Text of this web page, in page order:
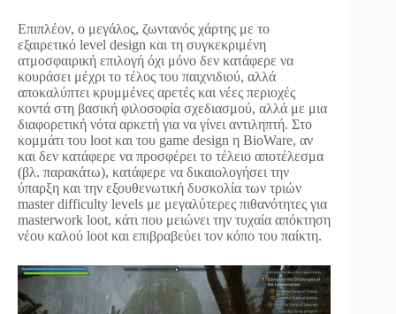
Επιπλέον, ο μεγάλος, ζωντανός χάρτης με το
εξαιρετικό level design και τη συγκεκριμένη
ατμοσφαιρική επιλογή όχι μόνο δεν κατάφερε να
κουράσει μέχρι το τέλος του παιχνιδιού, αλλά
αποκαλύπτει κρυμμένες αρετές και νέες περιοχές
κοντά στη βασική φιλοσοφία σχεδιασμού, αλλά με μια
διαφορετική νότα αρκετή για να γίνει αντιληπτή. Στο
κομμάτι του loot και του game design η BioWare, αν
και δεν κατάφερε να προσφέρει το τέλειο αποτέλεσμα
(βλ. παρακάτω), κατάφερε να δικαιολογήσει την
ύπαρξη και την εξουθενωτική δυσκολία των τριών
master difficulty levels με μεγαλύτερες πιθανότητες για
masterwork loot, κάτι που μειώνει την τυχαία απόκτηση
νέου καλού loot και επιβραβεύει τον κόπο του παίκτη.